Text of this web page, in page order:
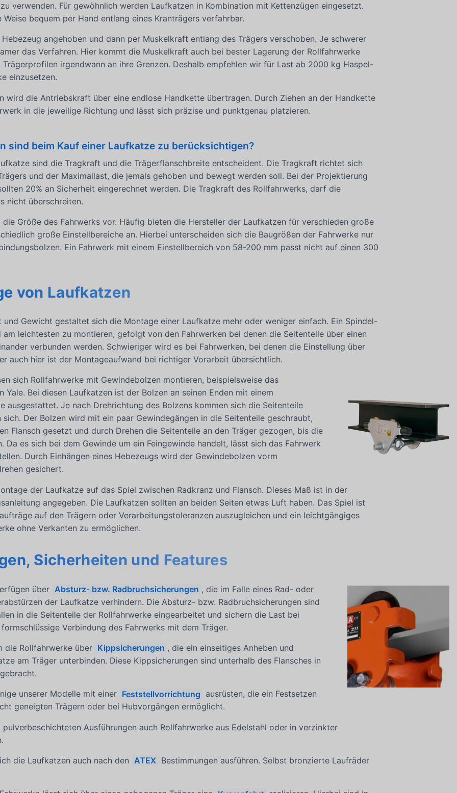
verwenden. Für gewöhnlich werden Laufkatzen in Kombination mit Kettenzügen eingesetzt.
Weise bequem per Hand entlang eines Kranträgers verfahrbar.
angehoben und dann per Muskelkraft entlang des Trägers verschoben. Je schwerer
das Verfahren. Hier kommt die Muskelkraft auch bei bester Lagerung der Rollfahrwerke
irgendwann an ihre Grenzen. Deshalb empfehlen wir für Last ab 2000 kg Haspel-
einzusetzen.
wird die Antriebskraft über eine endlose Handkette übertragen. Durch Ziehen an der Handkette
in die jeweilige Richtung und lässt sich präzise und punktgenau platzieren.
sind beim Kauf einer Laufkatze zu berücksichtigen?
sind die Tragkraft und die Trägerflanschbreite entscheident. Die Tragkraft richtet sich
und der Maximallast, die jemals gehoben und bewegt werden soll. Bei der Projektierung
20% an Sicherheit eingerechnet werden. Die Tragkraft des Rollfahrwerks, darf die
nicht überschreiten.
Größe des Fahrwerks vor. Häufig bieten die Hersteller der Laufkatzen für verschieden große
große Einstellbereiche an. Hierbei unterscheiden sich die Baugrößen der Fahrwerke nur
Ein Fahrwerk mit einem Einstellbereich von 58-200 mm passt nicht auf einen 300
von Laufkatzen
und Gewicht gestaltet sich die Montage einer Laufkatze mehr oder weniger einfach. Ein Spindel-
leichtesten zu montieren, gefolgt von den Fahrwerken bei denen die Seitenteile über einen
verbunden werden. Schwieriger wird es bei Fahrwerken, bei denen die Einstellung über
auch hier ist der Montageaufwand bei richtiger Vorarbeit übersichtlich.
sich Rollfahrwerke mit Gewindebolzen montieren, beispielsweise das
Yale. Bei diesen Laufkatzen ist der Bolzen an seinen Enden mit einem
ausgestattet. Je nach Drehrichtung des Bolzens kommen sich die Seitenteile
sich. Der Bolzen wird mit ein paar Gewindegängen in die Seitenteile geschraubt,
Flansch gesetzt und durch Drehen die Seitenteile an den Träger gezogen, bis die
Da es sich bei dem Gewinde um ein Feingewinde handelt, lässt sich das Fahrwerk
Durch Einhängen eines Hebezeugs wird der Gewindebolzen vorm
gesichert.
der Laufkatze auf das Spiel zwischen Radkranz und Flansch. Dieses Maß ist in der
angegeben. Die Laufkatzen sollten an beiden Seiten etwas Luft haben. Das Spiel ist
auf den Trägern oder Verarbeitungstoleranzen auszugleichen und ein leichtgängiges
ohne Verkanten zu ermöglichen.
Sicherheiten und Features
über Absturz- bzw. Radbruchsicherungen , die im Falle eines Rad- oder
der Laufkatze verhindern. Die Absturz- bzw. Radbruchsicherungen sind
in die Seitenteile der Rollfahrwerke eingearbeitet und sichern die Last bei
Verbindung des Fahrwerks mit dem Träger.
die Rollfahrwerke über Kippsicherungen , die ein einseitiges Anheben und
am Träger unterbinden. Diese Kippsicherungen sind unterhalb des Flansches in
unserer Modelle mit einer Feststellvorrichtung ausrüsten, die ein Festsetzen
geneigten Trägern oder bei Hubvorgängen ermöglicht.
pulverbeschichteten Ausführungen auch Rollfahrwerke aus Edelstahl oder in verzinkter
die Laufkatzen auch nach den ATEX Bestimmungen ausführen. Selbst bronzierte Laufräder